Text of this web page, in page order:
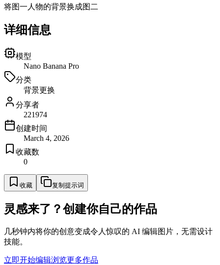
将图一人物的背景换成图二
详细信息
模型
Nano Banana Pro
分类
背景更换
分享者
221974
创建时间
March 4, 2026
收藏数
0
收藏 复制提示词
灵感来了？创建你自己的作品
几秒钟内将你的创意变成令人惊叹的 AI 编辑图片，无需设计
技能。
立即开始编辑浏览更多作品